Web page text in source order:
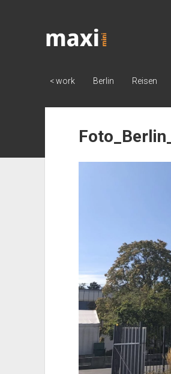
Maximini
< work Berlin Reisen